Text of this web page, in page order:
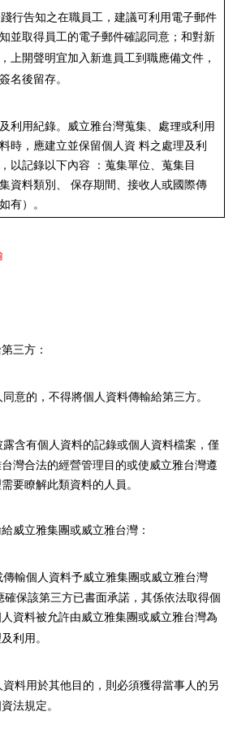
行告知之在職員工，建議可利用電子郵件
並取得員工的電子郵件確認同意；和對新
上開聲明宜加入新進員工到職應備文件，
名後留存。
利用紀錄。威立雅台灣蒐集、處理或利用
時，應建立並保留個人資 料之處理及利
以記錄以下內容 ：蒐集單位、蒐集目
資料類別、 保存期間、接收人或國際傳
有）。
三方：
意的，不得將個人資料傳輸給第三方。
含有個人資料的記錄或個人資料檔案，僅
灣合法的經營管理目的或使威立雅台灣遵
要瞭解此類資料的人員。
威立雅集團或威立雅台灣：
輸個人資料予威立雅集團或威立雅台灣
確保該第三方已書面承諾，其係依法取得個
人資料被允許由威立雅集團或威立雅台灣為
利用。
料用於其他目的，則必須獲得當事人的另
法規定。